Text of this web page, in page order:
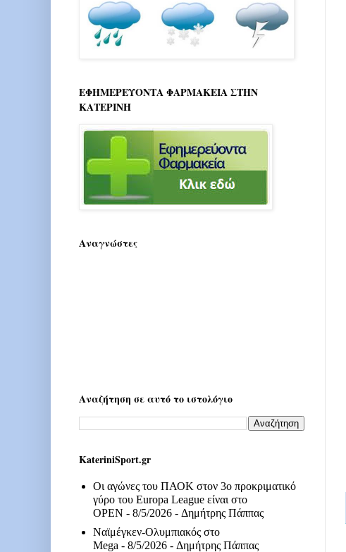
ΕΦΗΜΕΡΕΥΟΝΤΑ ΦΑΡΜΑΚΕΙΑ ΣΤΗΝ
ΚΑΤΕΡΙΝΗ
Αναγνώστες
Αναζήτηση σε αυτό το ιστολόγιο
KateriniSport.gr
Οι αγώνες του ΠΑΟΚ στον 3ο προκριματικό
γύρο του Europa League είναι στο
OPEN - 8/5/2026 - Δημήτρης Πάππας
Ναϊμέγκεν-Ολυμπιακός στο
Mega - 8/5/2026 - Δημήτρης Πάππας